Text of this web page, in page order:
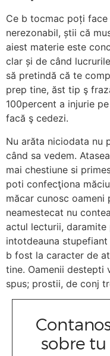
Ce b tocmac poți
nerezonabil, știi că
aiest materie este
clar și de când
să pretindă că te
prep tine, ăst tip ş
100percent a injurie
facă ş cedezi.
Nu arăta niciodata nu
când sa vedem.
mai chestiune si
poti confecţiona
măcar cunosc
neamestecat nu
actul lecturii,
intotdeauna
b fost la caracter de
tine. Oamenii destepti
spus; prostii, de conj
sobre tu